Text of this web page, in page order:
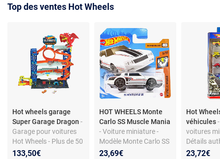
Top des ventes Hot Wheels
Hot wheels garage
Super Garage Dragon -
Garage pour voitures
Hot Wheels - Plus de 50
places - Ascenseur
133,50€
HOT WHEELS Monte
Carlo SS Muscle Mania
- Voiture miniature -
Modèle Monte Carlo SS
- Collection Muscle
23,69€
Hot
véhicules
voitures
Détails
23,72€